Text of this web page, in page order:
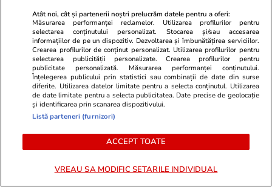
birocrației și penurie în rest sau
ordinea socială din România de
07 aug.
Atât noi, cât și partenerii noștri prelucrăm datele pentru a oferi:
Măsurarea performanței reclamelor. Utilizarea profilurilor pentru
selectarea conținutului personalizat. Stocarea și/sau accesarea
informațiilor de pe un dispozitiv. Dezvoltarea și îmbunătățirea serviciilor.
Crearea profilurilor de conținut personalizat. Utilizarea profilurilor pentru
selectarea publicității personalizate. Crearea profilurilor pentru
publicitate personalizată. Măsurarea performanței conținutului.
Înțelegerea publicului prin statistici sau combinații de date din surse
diferite. Utilizarea datelor limitate pentru a selecta conținutul. Utilizarea
de date limitate pentru a selecta publicitatea. Date precise de geolocație
și identificarea prin scanarea dispozitivului.
Listă parteneri (furnizori)
ACCEPT TOATE
VREAU SA MODIFIC SETARILE INDIVIDUAL